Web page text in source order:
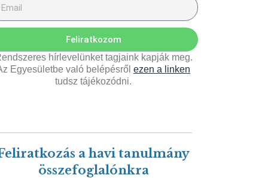
Feliratkozom
hírlevelünket tagjaink kapják meg.
Egyesületbe való belépésről ezen a linken
tudsz tájékozódni.
a havi tanulmány
összefoglalónkra